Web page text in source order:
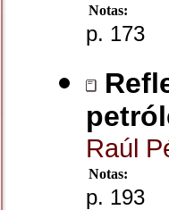
Notas:
p. 173
Raúl
Notas:
p. 193